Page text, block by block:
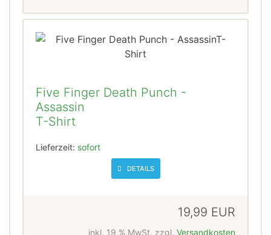
Five Finger Death Punch -
Assassin
T-Shirt
Lieferzeit: sofort
DETAILS
19,99 EUR
inkl. 19 % MwSt. zzgl. Versandkosten